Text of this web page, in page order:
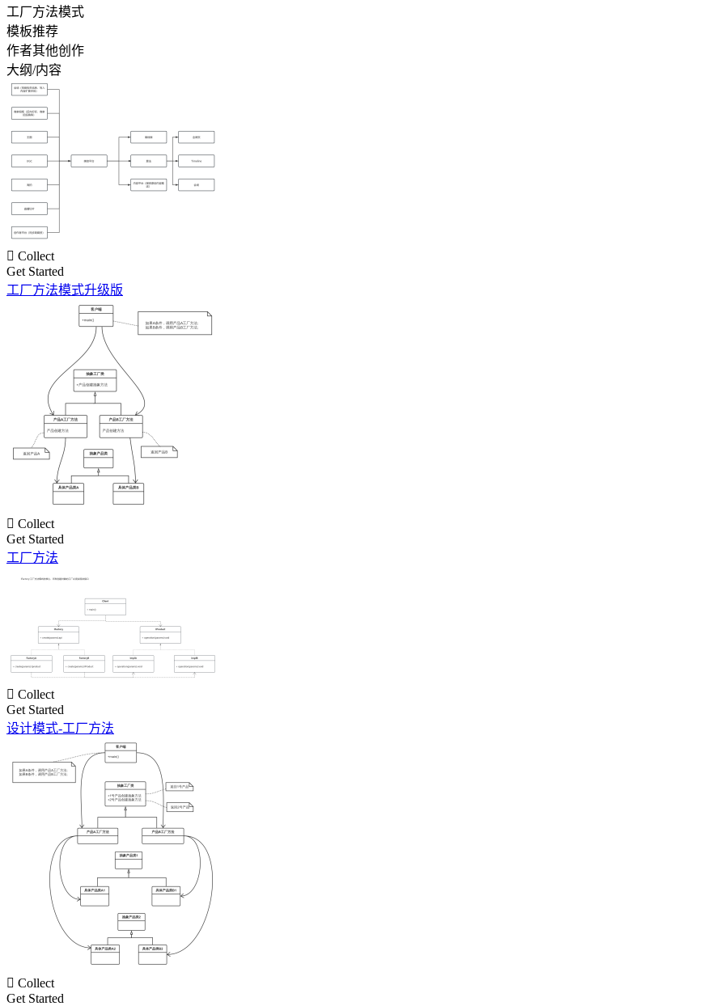
工厂方法模式
模板推荐
作者其他创作
大纲/内容
 Collect
Get Started
工厂方法模式升级版
 Collect
Get Started
工厂方法
 Collect
Get Started
设计模式-工厂方法
 Collect
Get Started